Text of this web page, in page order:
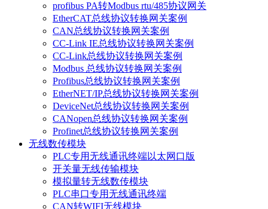
profibus PA转Modbus rtu/485协议网关
EtherCAT总线协议转换网关案例
CAN总线协议转换网关案例
CC-Link IE总线协议转换网关案例
CC-Link总线协议转换网关案例
Modbus 总线协议转换网关案例
Profibus总线协议转换网关案例
EtherNET/IP总线协议转换网关案例
DeviceNet总线协议转换网关案例
CANopen总线协议转换网关案例
Profinet总线协议转换网关案例
无线数传模块
PLC专用无线通讯终端以太网口版
开关量无线传输模块
模拟量转无线数传模块
PLC串口专用无线通讯终端
CAN转WIFI无线模块